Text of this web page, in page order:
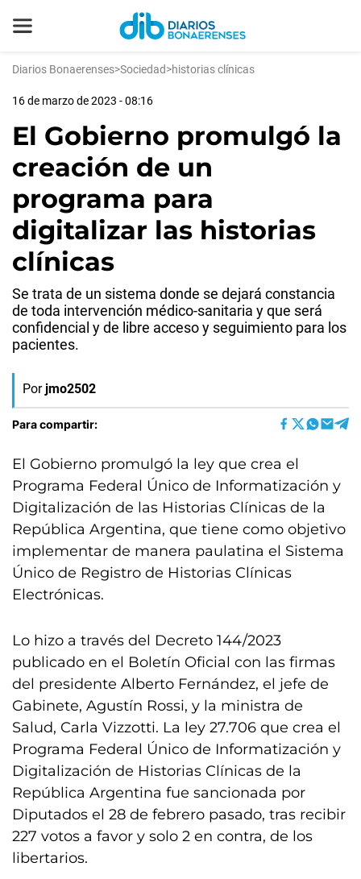
Diarios Bonaerenses>Sociedad>historias clínicas
16 de marzo de 2023 - 08:16
El Gobierno promulgó la
creación de un
programa para
digitalizar las historias
clínicas
Se trata de un sistema donde se dejará constancia
de toda intervención médico-sanitaria y que será
confidencial y de libre acceso y seguimiento para los
pacientes.
Por jmo2502
Para compartir:
El Gobierno promulgó la ley que crea el
Programa Federal Único de Informatización y
Digitalización de las Historias Clínicas de la
República Argentina, que tiene como objetivo
implementar de manera paulatina el Sistema
Único de Registro de Historias Clínicas
Electrónicas.
Lo hizo a través del Decreto 144/2023
publicado en el Boletín Oficial con las firmas
del presidente Alberto Fernández, el jefe de
Gabinete, Agustín Rossi, y la ministra de
Salud, Carla Vizzotti. La ley 27.706 que crea el
Programa Federal Único de Informatización y
Digitalización de Historias Clínicas de la
República Argentina fue sancionada por
Diputados el 28 de febrero pasado, tras recibir
227 votos a favor y solo 2 en contra, de los
libertarios.